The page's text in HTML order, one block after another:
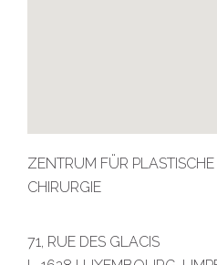
ZENTRUM FÜR
CHIRURGIE
71, RUE DES GLACIS